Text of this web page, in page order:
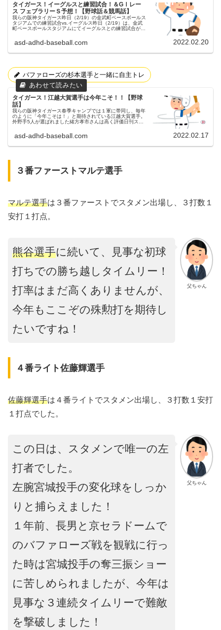
タイガース！イーグルスと練習試合！＆GⅠレー
ス フェブラリーＳ予想！【野球話＆競馬話】
我らの阪神タイガース昨日（2/19）の金武町ベースボールス
タジアムでの練習試合vs.イーグルス昨日（2/19）は、金武
町ベースボールスタジアムにてイーグルスとの練習試合が行
山投手でした。...
asd-adhd-baseball.com 2022.02.20
バファローズの杉本選手と一緒に自主トレ
タイガース！江越大賀選手は今年こそ！！【野球
話】
我らの阪神タイガース春季キャンプでは１軍に帯同し、毎年
のように「今年こそは！」と期待されている江越大賀選手。
外野手5人が選ばれました緒方孝市さんは高く評価日刊スポ
（2015～2019年）に...
asd-adhd-baseball.com 2022.02.17
３番ファーストマルテ選手
マルテ選手は３番ファーストでスタメン出場し、３打数１
安打１打点。
父ちゃん
熊谷選手に続いて、見事な初球
打ちでの勝ち越しタイムリー！
打率はまだ高くありませんが、
今年もここぞの殊勲打を期待し
たいですね！
４番ライト佐藤輝選手
佐藤輝選手は４番ライトでスタメン出場し、３打数１安打
１打点でした。
父ちゃん
この日は、スタメンで唯一の左
打者でした。
左腕宮城投手の変化球をしっか
りと捕らえました！
１年前、長男と京セラドームで
のバファローズ戦を観戦に行っ
た時は宮城投手の奪三振ショー
に苦しめられましたが、今年は
見事な３連続タイムリーで難敵
を撃破しました！